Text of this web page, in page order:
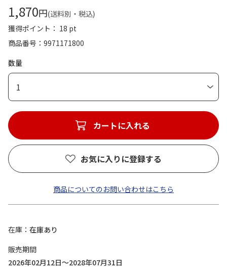
1,870円(送料別・税込)
獲得ポイント： 18 pt
商品番号
9971171800
数量
1
カートに入れる
お気に入りに登録する
商品についてのお問い合わせはこちら
在庫
在庫あり
販売期間
2026年02月12日～2028年07月31日